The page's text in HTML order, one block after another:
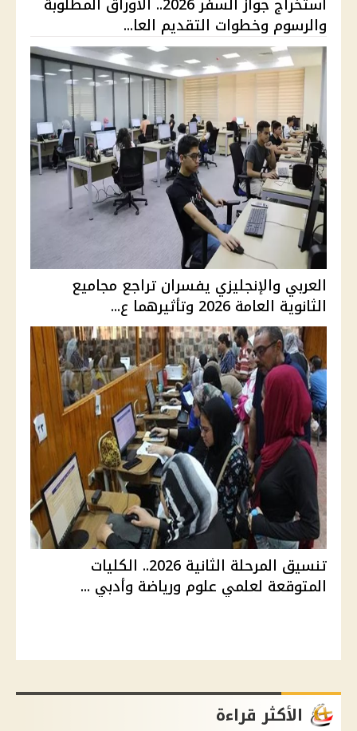
والرسوم وخطوات التقديم العا...
العربي والإنجليزي يفسران تراجع مجاميع
الثانوية العامة 2026 وتأثيرهما ع...
تنسيق المرحلة الثانية 2026.. الكليات
المتوقعة لعلمي علوم ورياضة وأدبي ...
الأكثر قراءة